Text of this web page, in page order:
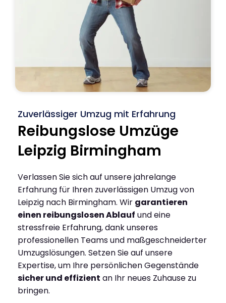
Zuverlässiger Umzug mit Erfahrung
Reibungslose Umzüge
Leipzig Birmingham
Verlassen Sie sich auf unsere jahrelange
Erfahrung für Ihren zuverlässigen Umzug von
Leipzig nach Birmingham. Wir garantieren
einen reibungslosen Ablauf und eine
stressfreie Erfahrung, dank unseres
professionellen Teams und maßgeschneiderter
Umzugslösungen. Setzen Sie auf unsere
Expertise, um Ihre persönlichen Gegenstände
sicher und effizient an Ihr neues Zuhause zu
bringen.